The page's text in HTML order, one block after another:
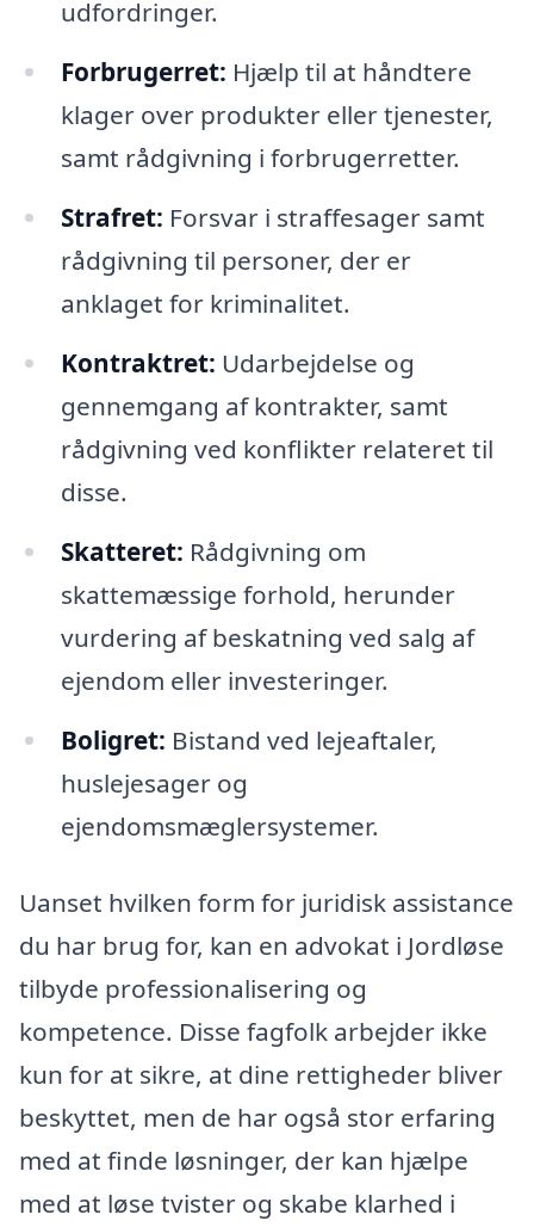
udfordringer.
Forbrugerret: Hjælp til at håndtere
klager over produkter eller tjenester,
samt rådgivning i forbrugerretter.
Strafret: Forsvar i straffesager samt
rådgivning til personer, der er
anklaget for kriminalitet.
Kontraktret: Udarbejdelse og
gennemgang af kontrakter, samt
rådgivning ved konflikter relateret til
disse.
Skatteret: Rådgivning om
skattemæssige forhold, herunder
vurdering af beskatning ved salg af
ejendom eller investeringer.
Boligret: Bistand ved lejeaftaler,
huslejesager og
ejendomsmæglersystemer.
Uanset hvilken form for juridisk assistance
du har brug for, kan en advokat i Jordløse
tilbyde professionalisering og
kompetence. Disse fagfolk arbejder ikke
kun for at sikre, at dine rettigheder bliver
beskyttet, men de har også stor erfaring
med at finde løsninger, der kan hjælpe
med at løse tvister og skabe klarhed i